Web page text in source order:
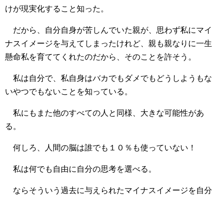
けが現実化すること知った。
だから、自分自身が苦しんでいた親が、思わず私にマイ
ナスイメージを与えてしまったけれど、親も親なりに一生
懸命私を育ててくれたのだから、そのことを許そう。
私は自分で、私自身はバカでもダメでもどうしようもな
いやつでもないことを知っている。
私にもまた他のすべての人と同様、大きな可能性があ
る。
何しろ、人間の脳は誰でも１０％も使っていない！
私は何でも自由に自分の思考を選べる。
ならそういう過去に与えられたマイナスイメージを自分